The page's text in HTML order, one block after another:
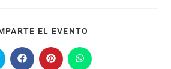
EL EVENTO